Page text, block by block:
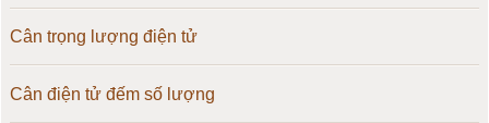
Cân trọng lượng điện tử
Cân điện tử đếm số lượng